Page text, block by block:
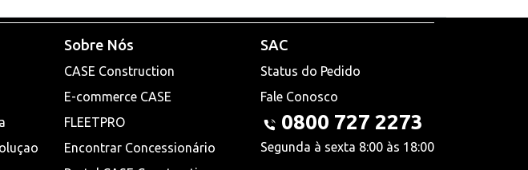
Sobre Nós
CASE Construction
E-commerce CASE
FLEETPRO
Encontrar Concessionário
SAC
Status do Pedido
Fale Conosco
0800 727 2273
Segunda à sexta 8:00 às 18:00